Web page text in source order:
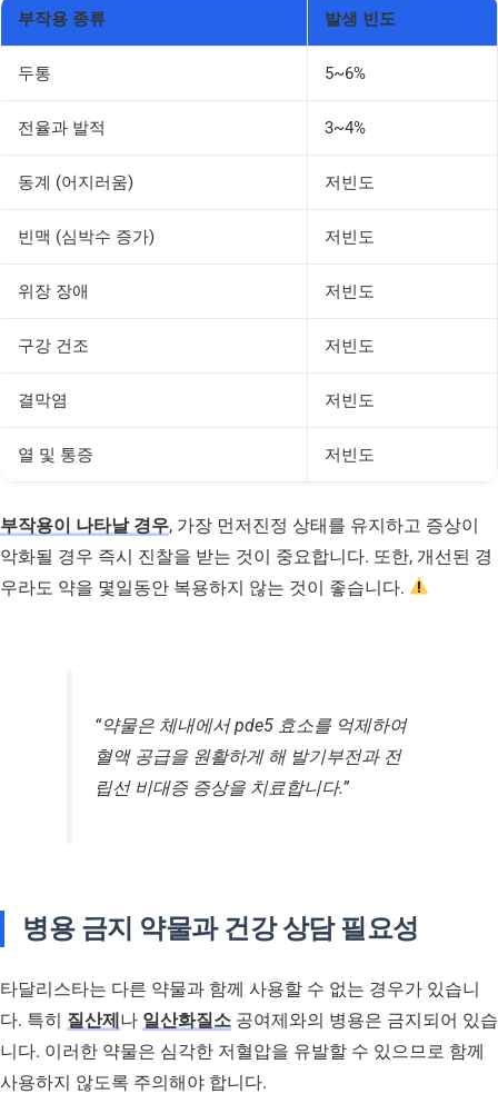
부작용 종류 발생 빈도
두통 5~6%
전율과 발적 3~4%
동계 (어지러움) 저빈도
빈맥 (심박수 증가) 저빈도
위장 장애 저빈도
구강 건조 저빈도
결막염 저빈도
열 및 통증 저빈도
부작용이 나타날 경우, 가장 먼저진정 상태를 유지하고 증상이
악화될 경우 즉시 진찰을 받는 것이 중요합니다. 또한, 개선된 경
우라도 약을 몇일동안 복용하지 않는 것이 좋습니다.
“약물은 체내에서 pde5 효소를 억제하여
혈액 공급을 원활하게 해 발기부전과 전
립선 비대증 증상을 치료합니다.”
병용 금지 약물과 건강 상담 필요성
타달리스타는 다른 약물과 함께 사용할 수 없는 경우가 있습니
다. 특히 질산제나 일산화질소 공여제와의 병용은 금지되어 있습
니다. 이러한 약물은 심각한 저혈압을 유발할 수 있으므로 함께
사용하지 않도록 주의해야 합니다.